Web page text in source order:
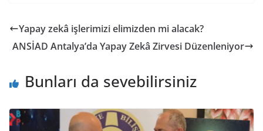
Yapay zekâ işlerimizi elimizden mi alacak?
ANSİAD Antalya’da Yapay Zekâ Zirvesi Düzenleniyor
Bunları da sevebilirsiniz